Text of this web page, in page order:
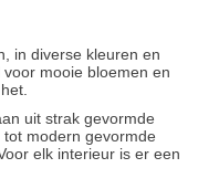
in diverse kleuren en
mooie bloemen en
uit strak gevormde
modern gevormde
elk interieur is er een